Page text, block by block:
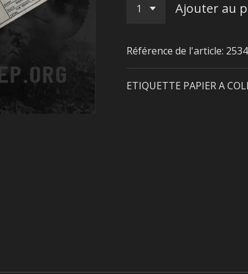
Ajouter au
Référence de l'article: 2534
ETIQUETTE PAPIER A